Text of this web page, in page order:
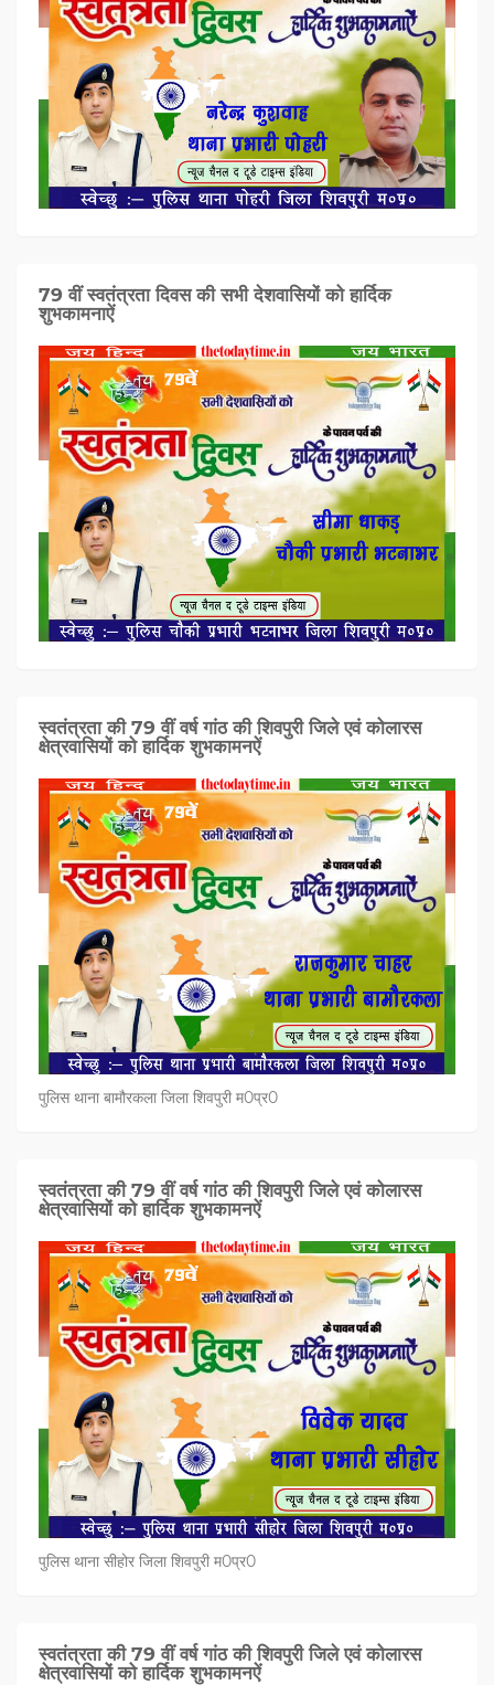
79 वीं स्वतंत्रता दिवस की सभी देशवासियों को हार्दिक
शुभकामनाऐं
स्वतंत्रता की 79 वीं वर्ष गांठ की शिवपुरी जिले एवं कोलारस
क्षेत्रवासियों को हार्दिक शुभकामनऐं
पुलिस थाना बामौरकला जिला शिवपुरी म0प्र0
स्वतंत्रता की 79 वीं वर्ष गांठ की शिवपुरी जिले एवं कोलारस
क्षेत्रवासियों को हार्दिक शुभकामनऐं
पुलिस थाना सीहोर जिला शिवपुरी म0प्र0
स्वतंत्रता की 79 वीं वर्ष गांठ की शिवपुरी जिले एवं कोलारस
क्षेत्रवासियों को हार्दिक शुभकामनऐं